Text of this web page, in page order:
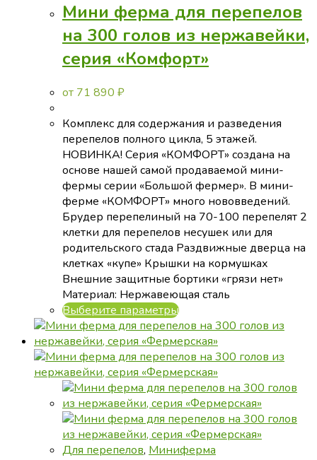
Мини ферма для перепелов
на 300 голов из нержавейки,
серия «Комфорт»
от 71 890 ₽
Комплекс для содержания и разведения
перепелов полного цикла, 5 этажей.
НОВИНКА! Серия «КОМФОРТ» создана на
основе нашей самой продаваемой мини-
фермы серии «Большой фермер». В мини-
ферме «КОМФОРТ» много нововведений.
Брудер перепелиный на 70-100 перепелят 2
клетки для перепелов несушек или для
родительского стада Раздвижные дверца на
клетках «купе» Крышки на кормушках
Внешние защитные бортики «грязи нет»
Материал: Нержавеющая сталь
Выберите параметрыЭтот
товар
имеет
несколько
вариаций.
Опции
можно
выбрать
на
странице
Для перепелов, Миниферма